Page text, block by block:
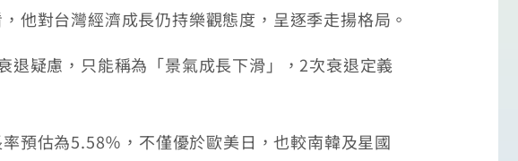
他對台灣經濟成長仍持樂觀態度，呈逐季走揚格局。
疑慮，只能稱為「景氣成長下滑」，2次衰退定義
估為5.58％，不僅優於歐美日，也較南韓及星國